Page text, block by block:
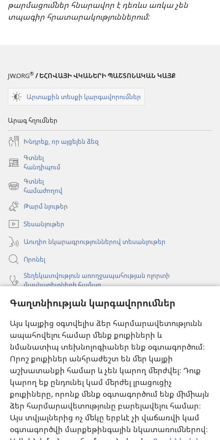
Գաղտնիության կարգավորումներ
Այս կայքից օգտվելիս ձեր հարմարավետությունն
ապահովելու համար մենք քուքիների և
նմանատիպ տեխնոլոգիաներ ենք օգտագործում։
Որոշ քուքիներ անհրաժեշտ են մեր կայքի
աշխատանքի համար և չեն կարող մերժվել։ Դուք
կարող եք ընդունել կամ մերժել լրացուցիչ
քուքիները, որոնք մենք օգտագործում ենք միմիայն
ձեր հարմարավետությունը բարելավելու համար։
Այս տվյալներից ոչ մեկը երբևէ չի վաճառվի կամ
օգտագործվի մարքեթինգային նկատառումներով։
թարմացումներ հնարավոր է դեռևս առկա չեն
տպագիր հրատարակություններում:
JW.ORG® / ԵՀՈՎԱՅԻ ՎԿԱՆԵՐԻ ՊԱՇՏՈՆԱԿԱՆ ԿԱՅՔ
Արտաքին տեսքի կարգավորումներ
Արագ հղումներ
Խնդրեք, որ այցելեն ձեզ
Գտնել
հանդիպում
(բացվում
նոր
պատուհան)
Գտնել
համաժողով
(բացվում
նոր
պատուհան)
Թարմ նյութեր
Տեսանյութեր
Աուդիո նկարագրություններով տեսանյութեր
Որոնել
Տեղեկատվություն առողջապահության ոլորտի
մասնագետների համար
Գլոբալ հաղորդակցություն
Օգնություն
Նվիրատվություններ
(բացվում
է
նոր
պատուհան)
Դիտարանի ՕՆԼԱՅՆ ԳՐԱԴԱՐԱՆ
(բացվում
է
նոր
պատուհան)
JW Hub
(բացվում
է
նոր
պատուհան)
JW Library® հավելված
Watchtower Library